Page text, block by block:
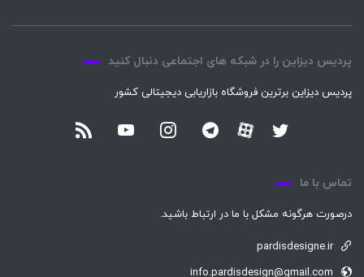
پردیس دیزاین را در شبکه های اجتماعی دنبال کنید
پردیس دیزاین برترین فروشگاه بازاریابی دیجیتالی کشور
تماس با ما
درصورت هرگونه مشکل با ما در ارتباط باشید.
pardisdesigne.ir
info.pardisdesign@gmail.com